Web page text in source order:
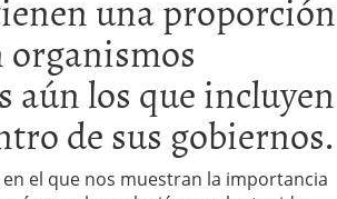
organismos
los que incluyen
de sus gobiernos.
el que nos muestran la importancia